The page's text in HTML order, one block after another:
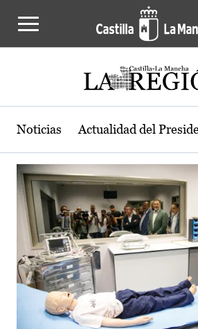
Actualidad de la
Noticias Actualidad del